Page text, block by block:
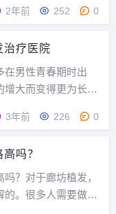
。说句良心话吧，
此大规模的真公益
在一些“...
2年前 252 0
治疗医院
在男性青春期时出
增大而变得更为长
头发。治疗遗传性脱
脱发的医院呢？遗
么？廊坊遗传性脱
一家专...
3年前 226 0
吗？
？对于廊坊植发，
的。很多人需要做植